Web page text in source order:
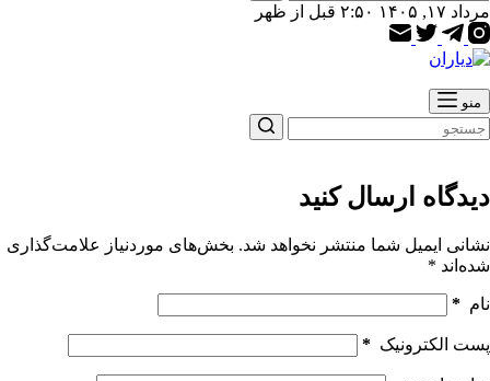
هیچ
نتیجه
ای
مرداد ۱۷, ۱۴۰۵ ۲:۵۰ قبل از ظهر
منو
ای
دیدگاه ارسال کنید
نشانی ایمیل شما منتشر نخواهد شد. بخش‌های موردنیاز علامت‌گذاری
شده‌اند *
نام *
پست الکترونیک *